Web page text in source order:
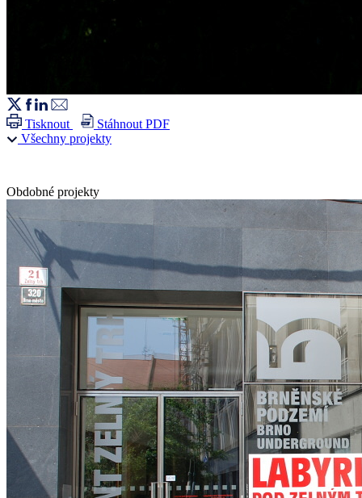
Tisknout
Stáhnout PDF
Všechny projekty
Obdobné projekty